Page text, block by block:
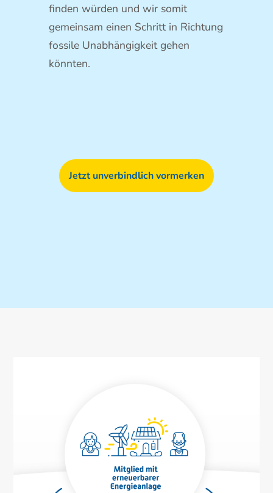
finden würden und wir somit
gemeinsam einen Schritt in Richtung
fossile Unabhängigkeit gehen
könnten.
Jetzt unverbindlich vormerken